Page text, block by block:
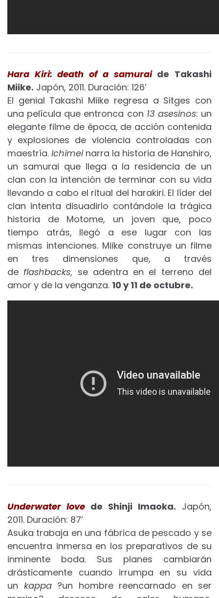
Hara Kiri: death of a samurai de Takashi
Miike. Japón, 2011. Duración: 126’
El genial Takashi Miike regresa a Sitges con
una película que entronca con 13 asesinos: un
elegante filme de época, de acción contenida
y explosiones de violencia controladas con
maestría. Ichimeinarra la historia de Hanshiro,
un samurai que llega a la residencia de un
clan con la intención de terminar con su vida
llevando a cabo el ritual del harakiri. El líder del
clan intenta disuadirlo contándole la trágica
historia de Motome, un joven que, poco
tiempo atrás, llegó a ese lugar con las
mismas intenciones. Miike construye un filme
en tres dimensiones que, a través
deflashbacks, se adentra en el terreno del
amor y de la venganza. 10 y 11 de octubre.
Underwater love de Shinji Imaoka. Japón,
2011. Duración: 87’
Asuka trabaja en una fábrica de pescado y se
encuentra inmersa en los preparativos de su
inminente boda. Sus planes cambiarán
drásticamente cuando irrumpa en su vida
un kappa?un hombre reencarnado en ser